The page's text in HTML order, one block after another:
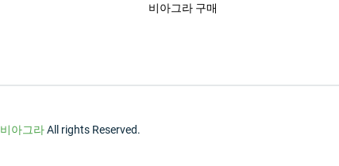
비아그라 구매
비아그라All rights Reserved.